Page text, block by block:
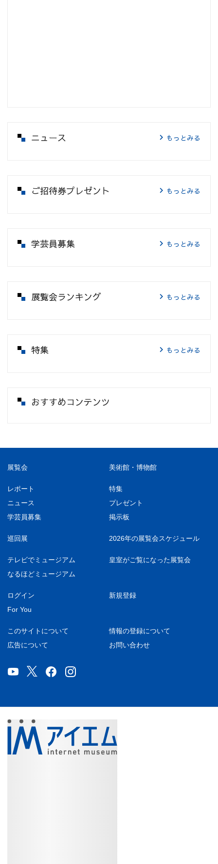
ニュース もっとみる
ご招待券プレゼント もっとみる
学芸員募集 もっとみる
展覧会ランキング もっとみる
特集 もっとみる
おすすめコンテンツ
展覧会 美術館・博物館
レポート
特集
ニュース
プレゼント
学芸員募集
掲示板
巡回展 2026年の展覧会スケジュール
テレビでミュージアム
皇室がご覧になった展覧会
なるほどミュージアム
ログイン
新規登録
For You
このサイトについて
情報の登録について
広告について
お問い合わせ